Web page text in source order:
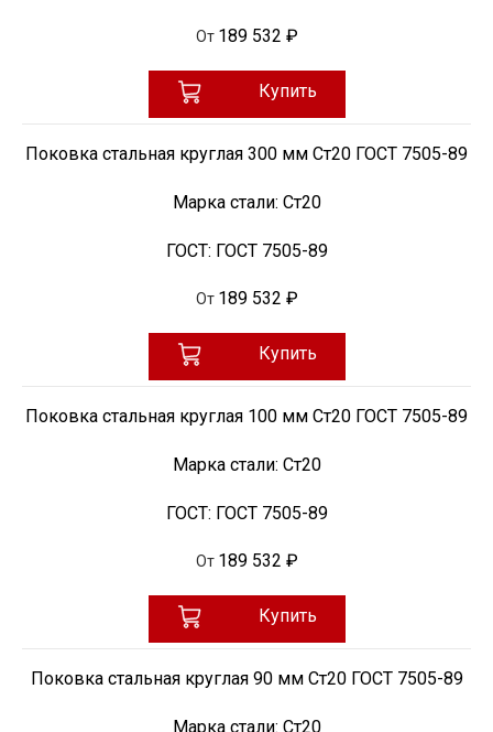
От 189 532 ₽
Купить
Поковка стальная круглая 300 мм Ст20 ГОСТ 7505-89
Марка стали: Ст20
ГОСТ: ГОСТ 7505-89
От 189 532 ₽
Купить
Поковка стальная круглая 100 мм Ст20 ГОСТ 7505-89
Марка стали: Ст20
ГОСТ: ГОСТ 7505-89
От 189 532 ₽
Купить
Поковка стальная круглая 90 мм Ст20 ГОСТ 7505-89
Марка стали: Ст20